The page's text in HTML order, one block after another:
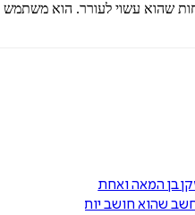
שהוא עשוי לעורר. הוא
בן המאה ואחת
שהוא חושב יותר